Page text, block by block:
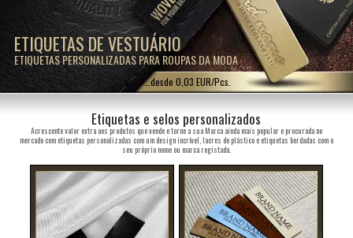
ETIQUETAS DE VESTUÁRIO
ETIQUETAS PERSONALIZADAS PARA ROUPAS DA MODA
…desde 0,03 EUR/Pcs.
Etiquetas e selos personalizados
Acrescente valor extra aos produtos que vende e torne a sua Marca ainda mais popular e procurada no
mercado com etiquetas personalizadas com um design incrível, lacres de plástico e etiquetas bordadas com o
seu próprio nome ou marca registada.